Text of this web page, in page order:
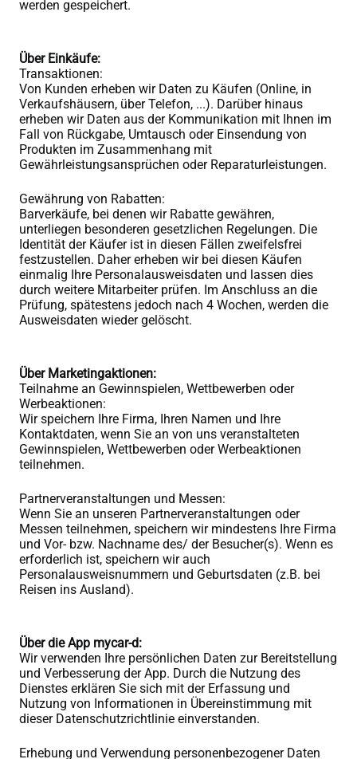
werden gespeichert.
Über Einkäufe:
Transaktionen:
Von Kunden erheben wir Daten zu Käufen (Online, in
Verkaufshäusern, über Telefon, ...). Darüber hinaus
erheben wir Daten aus der Kommunikation mit Ihnen im
Fall von Rückgabe, Umtausch oder Einsendung von
Produkten im Zusammenhang mit
Gewährleistungsansprüchen oder Reparaturleistungen.
Gewährung von Rabatten:
Barverkäufe, bei denen wir Rabatte gewähren,
unterliegen besonderen gesetzlichen Regelungen. Die
Identität der Käufer ist in diesen Fällen zweifelsfrei
festzustellen. Daher erheben wir bei diesen Käufen
einmalig Ihre Personalausweisdaten und lassen dies
durch weitere Mitarbeiter prüfen. Im Anschluss an die
Prüfung, spätestens jedoch nach 4 Wochen, werden die
Ausweisdaten wieder gelöscht.
Über Marketingaktionen:
Teilnahme an Gewinnspielen, Wettbewerben oder
Werbeaktionen:
Wir speichern Ihre Firma, Ihren Namen und Ihre
Kontaktdaten, wenn Sie an von uns veranstalteten
Gewinnspielen, Wettbewerben oder Werbeaktionen
teilnehmen.
Partnerveranstaltungen und Messen:
Wenn Sie an unseren Partnerveranstaltungen oder
Messen teilnehmen, speichern wir mindestens Ihre Firma
und Vor- bzw. Nachname des/ der Besucher(s). Wenn es
erforderlich ist, speichern wir auch
Personalausweisnummern und Geburtsdaten (z.B. bei
Reisen ins Ausland).
Über die App mycar-d:
Wir verwenden Ihre persönlichen Daten zur Bereitstellung
und Verbesserung der App. Durch die Nutzung des
Dienstes erklären Sie sich mit der Erfassung und
Nutzung von Informationen in Übereinstimmung mit
dieser Datenschutzrichtlinie einverstanden.
Erhebung und Verwendung personenbezogener Daten